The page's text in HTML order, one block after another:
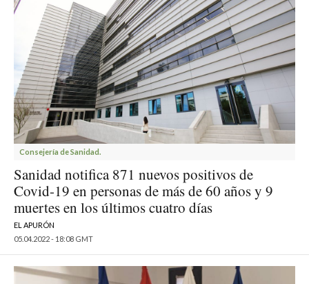
Consejería de Sanidad.
Sanidad notifica 871 nuevos positivos de
Covid-19 en personas de más de 60 años y 9
muertes en los últimos cuatro días
EL APURÓN
05.04.2022 - 18:08 GMT